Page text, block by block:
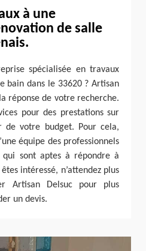
à une
de salle
spécialisée en travaux
bain dans le 33620 ? Artisan
réponse de votre recherche.
pour des prestations sur
votre budget. Pour cela,
équipe des professionnels
qui sont aptes à répondre à
intéressé, n’attendez plus
Artisan Delsuc pour plus
un devis.